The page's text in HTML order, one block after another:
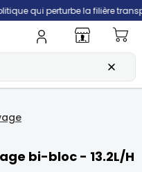
perturbe la filière transport,
bi-bloc - 13.2L/H